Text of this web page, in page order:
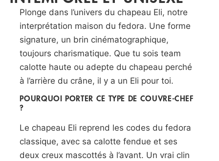
Plonge dans l’univers du chapeau Eli, notre
interprétation maison du fedora. Une forme
signature, un brin cinématographique,
toujours charismatique. Que tu sois team
calotte haute ou adepte du chapeau perché
à l’arrière du crâne, il y a un Eli pour toi.
POURQUOI PORTER CE TYPE DE COUVRE-CHEF
?
Le chapeau Eli reprend les codes du fedora
classique, avec sa calotte fendue et ses
deux creux mascottés à l’avant. Un vrai clin